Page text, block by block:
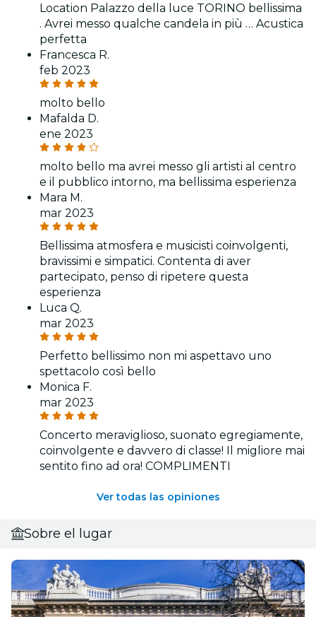
Location Palazzo della luce TORINO bellissima
. Avrei messo qualche candela in più … Acustica
perfetta
Francesca R.
feb 2023
molto bello
Mafalda D.
ene 2023
molto bello ma avrei messo gli artisti al centro
e il pubblico intorno, ma bellissima esperienza
Mara M.
mar 2023
Bellissima atmosfera e musicisti coinvolgenti,
bravissimi e simpatici. Contenta di aver
partecipato, penso di ripetere questa
esperienza
Luca Q.
mar 2023
Perfetto bellissimo non mi aspettavo uno
spettacolo così bello
Monica F.
mar 2023
Concerto meraviglioso, suonato egregiamente,
coinvolgente e davvero di classe! Il migliore mai
sentito fino ad ora! COMPLIMENTI
Ver todas las opiniones
Sobre el lugar